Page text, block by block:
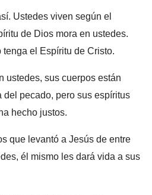
Ustedes viven según el
de Dios mora en ustedes.
el Espíritu de Cristo.
ustedes, sus cuerpos están
del pecado, pero sus espíritus
hecho justos.
que levantó a Jesús de entre
él mismo les dará vida a sus